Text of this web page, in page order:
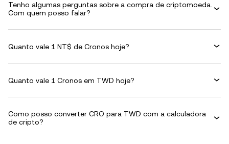
Tenho algumas perguntas sobre a compra de criptomoeda.
Com quem posso falar?
Quanto vale 1 NT$ de Cronos hoje?
Quanto vale 1 Cronos em TWD hoje?
Como posso converter CRO para TWD com a calculadora
de cripto?